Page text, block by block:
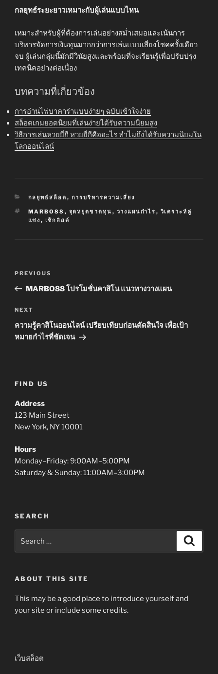
กลยุทธ์ระยะยาวเหมาะกับผู้เล่นแบบไหน
เหมาะสำหรับผู้ที่ต้องการเล่นอย่างสม่ำเสมอและเน้นการ
บริหารจัดการเงินทุนมากกว่าการเล่นแบบเสี่ยงโชคครั้งเดียว
จบ ผู้เล่นกลุ่มนี้มักมีวินัยสูงและพร้อมที่จะเรียนรู้เพื่อปรับปรุง
เทคนิคอย่างต่อเนื่อง
บทความที่เกี่ยวข้อง
การอ่านไพ่บาคาร่าแบบง่ายๆ ฉบับเข้าใจง่าย
สล็อตเกมยอดนิยมที่เล่นง่ายได้รับความนิยมสูง
วิธีการเล่นหวยยี่กี หวยยี่กีคืออะไร ทำไมถึงได้รับความนิยมใน
โลกออนไลน์
CATEGORIES
กลยุทธ์สล็อต , การบริหารความเสี่ยง
TAGS
MARBO88 , จุดหยุดขาดทุน , วางแผนกำไร , วิเคราะห์คู่
แข่ง , เช็กลิสต์
Previous
Post
PREVIOUS
MARBO88 โปรโมชั่นคาสิโน แนวทางวางแผน
Next
Post
NEXT
ความรู้คาสิโนออนไลน์ เปรียบเทียบก่อนตัดสินใจ เพื่อเป้า
หมายกำไรที่ชัดเจน
FIND US
Address
123 Main Street
New York, NY 10001
Hours
Monday–Friday: 9:00AM–5:00PM
Saturday & Sunday: 11:00AM–3:00PM
SEARCH
for:
ABOUT THIS SITE
This may be a good place to introduce yourself and
your site or include some credits.
เว็บสล็อต